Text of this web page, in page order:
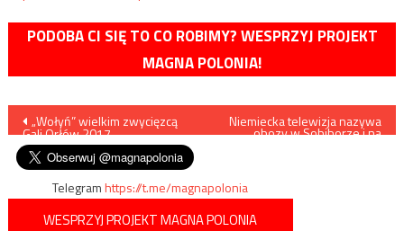
PODOBA CI SIĘ TO CO ROBIMY? WESPRZYJ PROJEKT
MAGNA POLONIA!
Nawigacja
wpisu
„Wołyń” wielkim zwycięzcą
Gali Orłów 2017
Niemiecka telewizja nazywa
obozy w Sobiborze i na
Telegramhttps://t.me/magnapolonia
WESPRZYJ PROJEKT MAGNA POLONIA